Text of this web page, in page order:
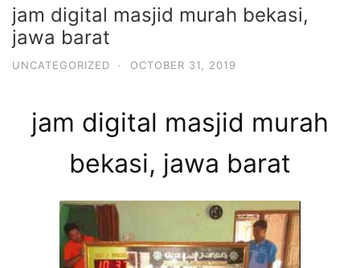
jam digital masjid murah bekasi,
jawa barat
UNCATEGORIZED · OCTOBER 31, 2019
jam digital masjid murah
bekasi, jawa barat